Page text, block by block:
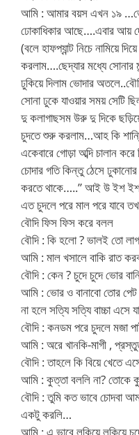
আমি : আমার বয়স এখন ১৯
ঢোকাধিকার আছে….এবার আয়
(বলে হাফপ্যান্ট নিচে নামিয়ে
করলাম….ছেদ্যার মধ্যে সোনার
ঢুকিয়ে দিলাম ভোদার
সোনা ঢুকে যাওয়ার সময়
দু কলাগাছসম উরু দু দিকে
চুদতে শুরু করলাম…আহ কি
একেবারে গোড়া অব্দি চালান
চোদার গতি কিন্তু ঠেসে ঢুকানোর
করতে থাকে…..” আই উ ইশ
এত চুদলে পরে মাল পরে যাবে
বৌদি ফিস ফিস করে বলল
বৌদি : কি হলো ? ভালই তো
আমি : মাল খসালে বাকি রাত
বৌদি : কেন ? চুদে চুদে ভোর
আমি : ভোর ও বানাবো তোর পেট
না হলে সত্যি সত্যি বাচ্চা এসে
বৌদি : কনডম পরে চুদলে মজা
আমি : অরে খানকি-মাগী ,
বৌদি : তাহলে কি বিয়ে খেতে
আমি : কুত্তা বললি না?
বৌদি : তুমি কত ভাবে চোদবা
একটু করলি…
আমি : এ ভাবে লুকিয়ে লুকিয়ে